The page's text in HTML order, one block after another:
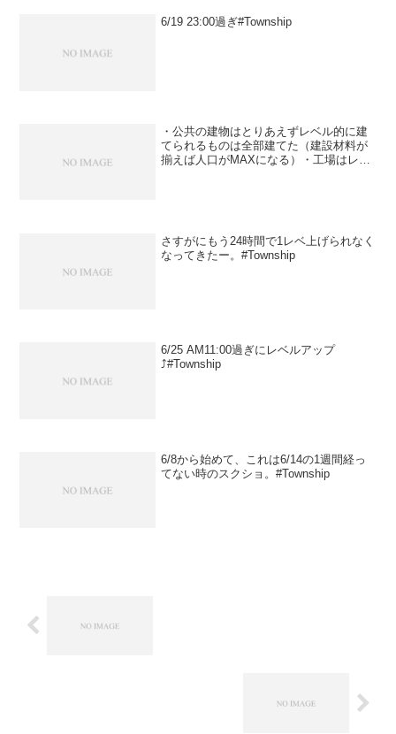
6/19 23:00過ぎ#Township
・公共の建物はとりあえずレベル的に建
てられるものは全部建てた（建設材料が
揃えば人口がMAXになる）・工場はレベ
さすがにもう24時間で1レベ上げられなく
なってきたー。#Township
6/25 AM11:00過ぎにレベルアップ
⤴️#Township
6/8から始めて、これは6/14の1週間経っ
てない時のスクショ。#Township